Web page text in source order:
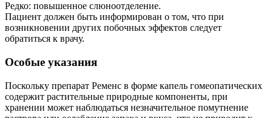
Редко: повышенное слюноотделение.
Пациент должен быть информирован о том, что при
возникновении других побочных эффектов следует
обратиться к врачу.
Особые указания
Поскольку препарат Ременс в форме капель гомеопатических
содержит растительные природные компоненты, при
хранении может наблюдаться незначительное помутнение